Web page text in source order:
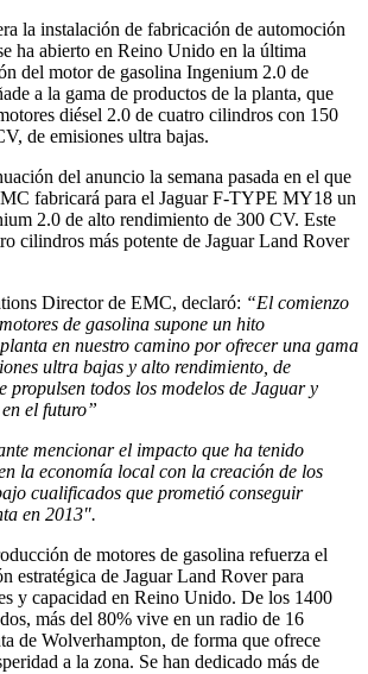
la instalación de fabricación de automoción
ha abierto en Reino Unido en la última
del motor de gasolina Ingenium 2.0 de
a la gama de productos de la planta, que
diésel 2.0 de cuatro cilindros con 150
de emisiones ultra bajas.
del anuncio la semana pasada en el que
fabricará para el Jaguar F-TYPE MY18 un
2.0 de alto rendimiento de 300 CV. Este
cilindros más potente de Jaguar Land Rover
Director de EMC, declaró: “El comienzo
de gasolina supone un hito
en nuestro camino por ofrecer una gama
ultra bajas y alto rendimiento, de
propulsen todos los modelos de Jaguar y
el futuro”
mencionar el impacto que ha tenido
la economía local con la creación de los
cualificados que prometió conseguir
en 2013″.
de motores de gasolina refuerza el
estratégica de Jaguar Land Rover para
y capacidad en Reino Unido. De los 1400
más del 80% vive en un radio de 16
de Wolverhampton, de forma que ofrece
a la zona. Se han dedicado más de